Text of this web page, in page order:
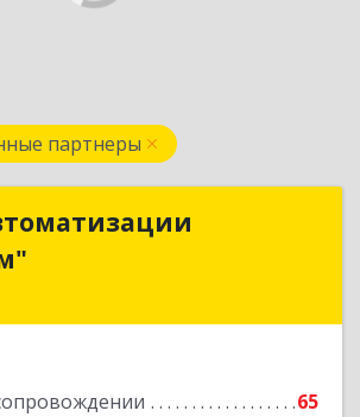
партнеры
65
автоматизации